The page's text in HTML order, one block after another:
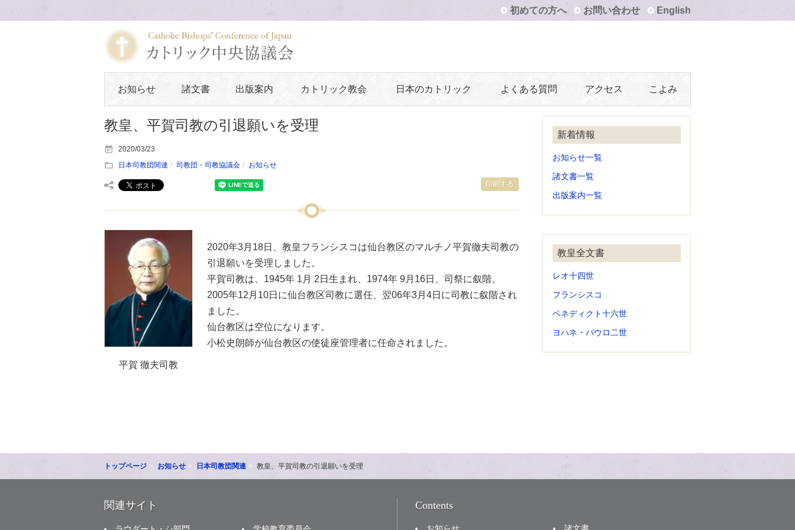
初めての方へ お問い合わせ English
お知らせ 諸文書 出版案内 カトリック教会 日本のカトリック よくある質問 アクセス こよみ
教皇、平賀司教の引退願いを受理
印刷する
2020/03/23
日本司教団関連
司教団・司教協議会 お知らせ
平賀 徹夫司教
2020年3月18日、教皇フランシスコは仙台教区のマルチノ平賀徹夫司教の
引退願いを受理しました。
平賀司教は、1945年 1月 2日生まれ、1974年 9月16日、司祭に叙階。
2005年12月10日に仙台教区司教に選任、翌06年3月4日に司教に叙階され
ました。
仙台教区は空位になります。
小松史朗師が仙台教区の使徒座管理者に任命されました。
新着情報
お知らせ一覧
諸文書一覧
出版案内一覧
教皇全文書
レオ十四世
フランシスコ
ベネディクト十六世
ヨハネ・パウロ二世
トップページ お知らせ 日本司教団関連 教皇、平賀司教の引退願いを受理
関連サイト Contents